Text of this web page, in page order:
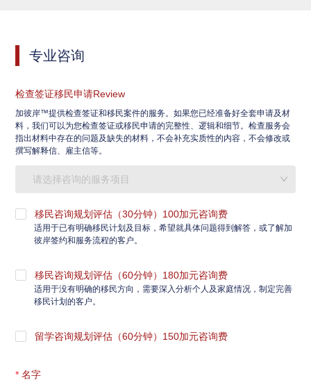
专业咨询
检查签证移民申请Review
加彼岸™提供检查签证和移民案件的服务。如果您已经准备好全套申请及材
料，我们可以为您检查签证或移民申请的完整性、逻辑和细节。检查服务会
指出材料中存在的问题及缺失的材料，不会补充实质性的内容，不会修改或
撰写解释信、雇主信等。
请选择咨询的服务项目
移民咨询规划评估（30分钟）100加元咨询费
适用于已有明确移民计划及目标，希望就具体问题得到解答，或了解加
彼岸签约和服务流程的客户。
移民咨询规划评估（60分钟）180加元咨询费
适用于没有明确的移民方向，需要深入分析个人及家庭情况，制定完善
移民计划的客户。
留学咨询规划评估（60分钟）150加元咨询费
名字